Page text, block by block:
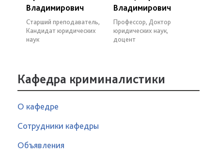
Владимирович
Старший преподаватель,
Кандидат юридических
наук
Владимирович
Профессор, Доктор
юридических наук,
доцент
Кафедра криминалистики
О кафедре
Сотрудники кафедры
Объявления